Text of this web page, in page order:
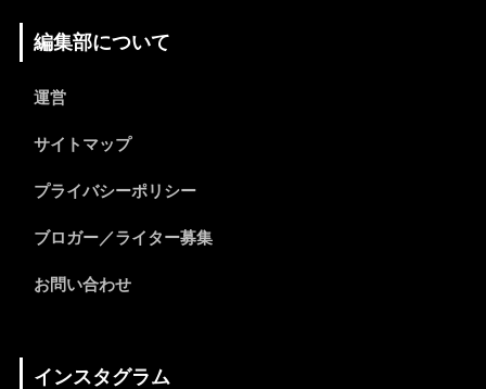
編集部について
運営
サイトマップ
プライバシーポリシー
ブロガー／ライター募集
お問い合わせ
インスタグラム